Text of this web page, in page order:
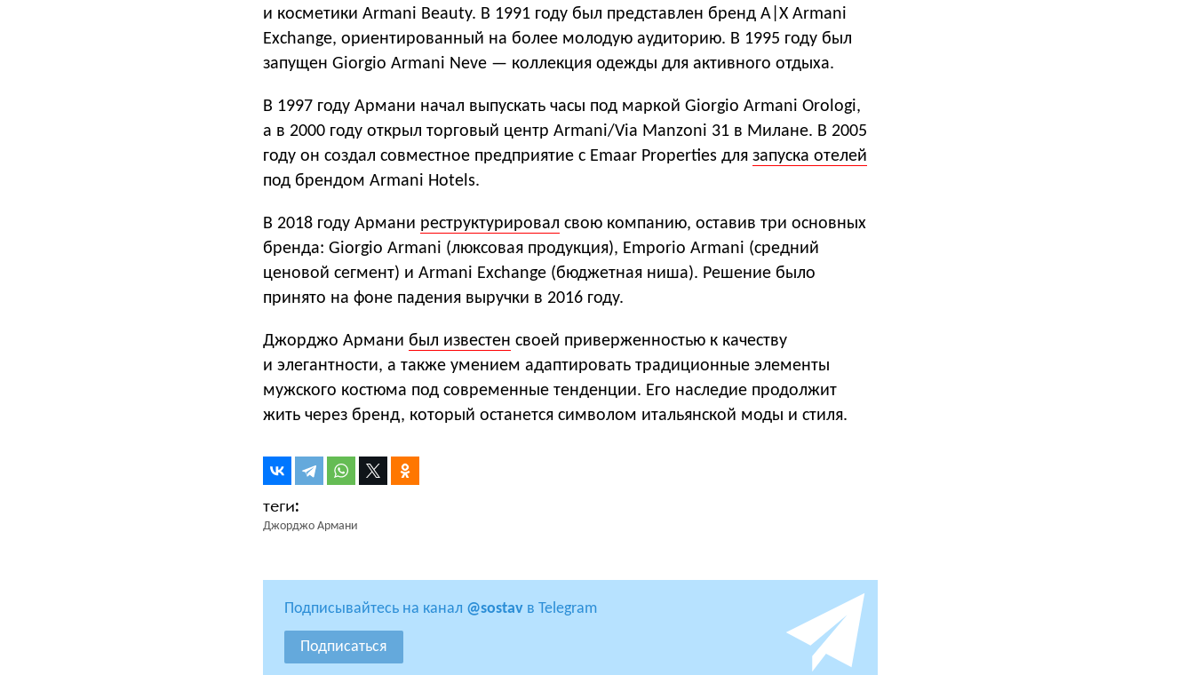
и косметики Armani Beauty. В 1991 году был представлен бренд A|X Armani
Exchange, ориентированный на более молодую аудиторию. В 1995 году был
запущен Giorgio Armani Neve — коллекция одежды для активного отдыха.
В 1997 году Армани начал выпускать часы под маркой Giorgio Armani Orologi,
а в 2000 году открыл торговый центр Armani/Via Manzoni 31 в Милане. В 2005
году он создал совместное предприятие с Emaar Properties для запуска отелей
под брендом Armani Hotels.
В 2018 году Армани реструктурировал свою компанию, оставив три основных
бренда: Giorgio Armani (люксовая продукция), Emporio Armani (средний
ценовой сегмент) и Armani Exchange (бюджетная ниша). Решение было
принято на фоне падения выручки в 2016 году.
Джорджо Армани был известен своей приверженностью к качеству
и элегантности, а также умением адаптировать традиционные элементы
мужского костюма под современные тенденции. Его наследие продолжит
жить через бренд, который останется символом итальянской моды и стиля.
Джорджо Армани
Подписывайтесь на канал @sostav в Telegram
Подписаться